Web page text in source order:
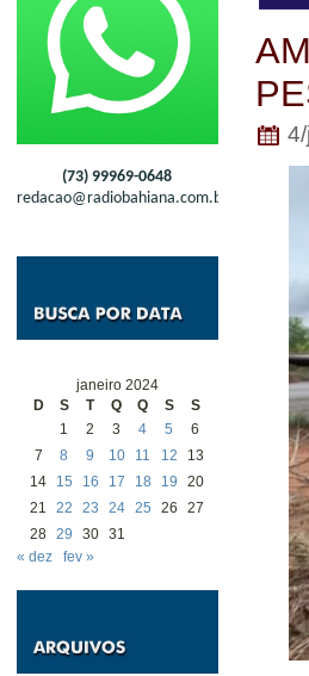
(73) 99969-0648
redacao@radiobahiana.com.br
janeiro 2024
D
S T Q Q S
S
1
2 3 4 5
6
7
8 9 10 11 12
13
14
15 16 17 18 19
20
21
22 23 24 25 26
27
28 29 30 31
« dez
fev »